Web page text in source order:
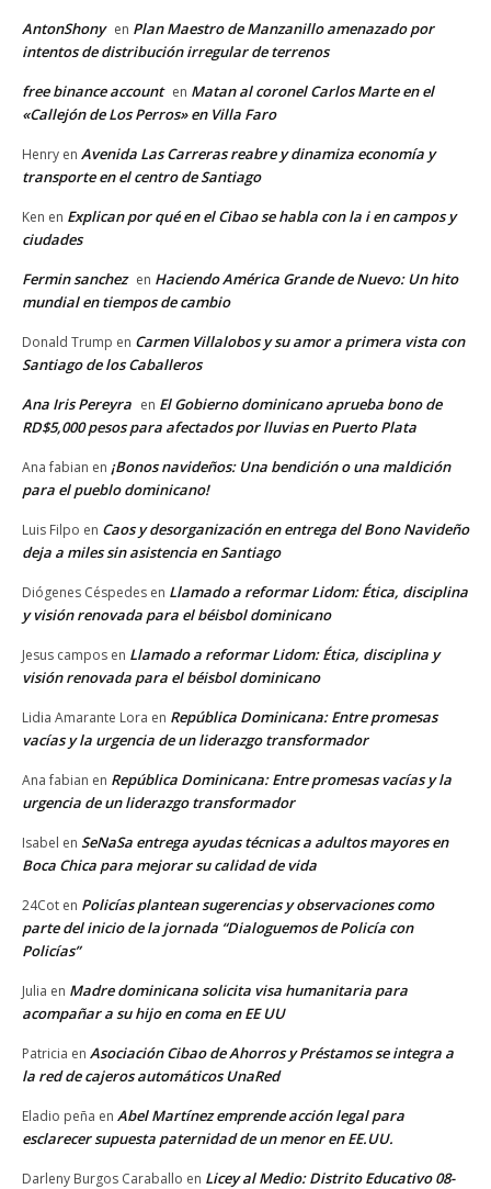
AntonShony en Plan Maestro de Manzanillo amenazado por
intentos de distribución irregular de terrenos
free binance account en Matan al coronel Carlos Marte en el
«Callejón de Los Perros» en Villa Faro
Henry en Avenida Las Carreras reabre y dinamiza economía y
transporte en el centro de Santiago
Ken en Explican por qué en el Cibao se habla con la i en campos y
ciudades
Fermin sanchez en Haciendo América Grande de Nuevo: Un hito
mundial en tiempos de cambio
Donald Trump en Carmen Villalobos y su amor a primera vista con
Santiago de los Caballeros
Ana Iris Pereyra en El Gobierno dominicano aprueba bono de
RD$5,000 pesos para afectados por lluvias en Puerto Plata
Ana fabian en ¡Bonos navideños: Una bendición o una maldición
para el pueblo dominicano!
Luis Filpo en Caos y desorganización en entrega del Bono Navideño
deja a miles sin asistencia en Santiago
Diógenes Céspedes en Llamado a reformar Lidom: Ética, disciplina
y visión renovada para el béisbol dominicano
Jesus campos en Llamado a reformar Lidom: Ética, disciplina y
visión renovada para el béisbol dominicano
Lidia Amarante Lora en República Dominicana: Entre promesas
vacías y la urgencia de un liderazgo transformador
Ana fabian en República Dominicana: Entre promesas vacías y la
urgencia de un liderazgo transformador
Isabel en SeNaSa entrega ayudas técnicas a adultos mayores en
Boca Chica para mejorar su calidad de vida
24Cot en Policías plantean sugerencias y observaciones como
parte del inicio de la jornada “Dialoguemos de Policía con
Policías”
Julia en Madre dominicana solicita visa humanitaria para
acompañar a su hijo en coma en EE UU
Patricia en Asociación Cibao de Ahorros y Préstamos se integra a
la red de cajeros automáticos UnaRed
Eladio peña en Abel Martínez emprende acción legal para
esclarecer supuesta paternidad de un menor en EE.UU.
Darleny Burgos Caraballo en Licey al Medio: Distrito Educativo 08-